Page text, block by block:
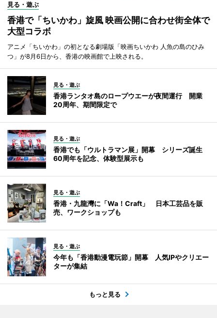
見る・遊ぶ
香港で「ちいかわ」旋風 映画公開に合わせ街全体で
大型コラボ
アニメ「ちいかわ」の初となる劇場版「映画ちいかわ 人魚の島のひみ
つ」が8月6日から、香港の映画館で上映される。
見る・遊ぶ
香港ランタオ島のロープウエーが夜間運行 開業
20周年、期間限定で
見る・遊ぶ
香港でも「ウルトラマン展」開幕 シリーズ誕生
60周年を記念、体験型展示も
見る・遊ぶ
香港・九龍灣に「Wa！Craft」 日本工芸品を販
売、ワークショップも
見る・遊ぶ
今年も「香港動漫電玩節」開幕 人気IPやクリエー
ターが集結
もっと見る